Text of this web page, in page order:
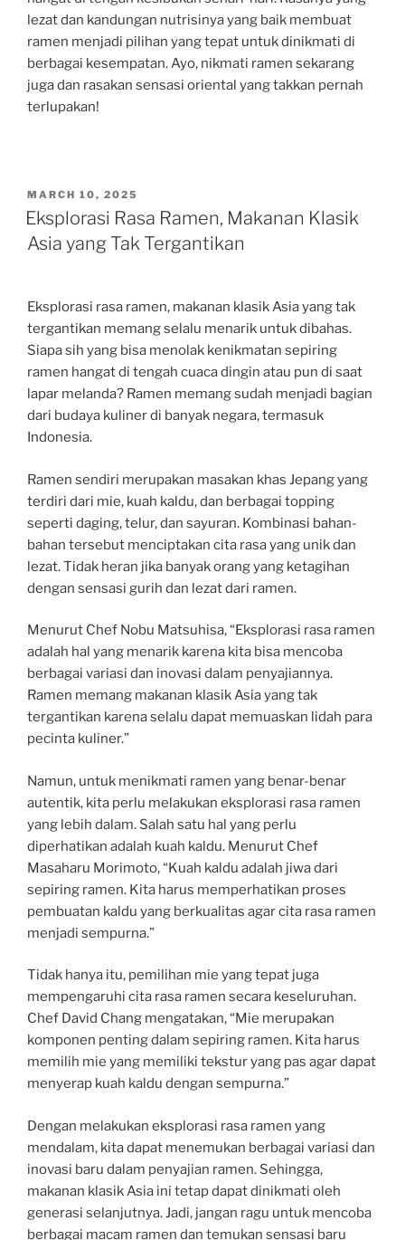
lezat dan kandungan nutrisinya yang baik membuat
ramen menjadi pilihan yang tepat untuk dinikmati di
berbagai kesempatan. Ayo, nikmati ramen sekarang
juga dan rasakan sensasi oriental yang takkan pernah
terlupakan!
POSTED
ON
MARCH 10, 2025
Eksplorasi Rasa Ramen, Makanan Klasik
Asia yang Tak Tergantikan
Eksplorasi rasa ramen, makanan klasik Asia yang tak
tergantikan memang selalu menarik untuk dibahas.
Siapa sih yang bisa menolak kenikmatan sepiring
ramen hangat di tengah cuaca dingin atau pun di saat
lapar melanda? Ramen memang sudah menjadi bagian
dari budaya kuliner di banyak negara, termasuk
Indonesia.
Ramen sendiri merupakan masakan khas Jepang yang
terdiri dari mie, kuah kaldu, dan berbagai topping
seperti daging, telur, dan sayuran. Kombinasi bahan-
bahan tersebut menciptakan cita rasa yang unik dan
lezat. Tidak heran jika banyak orang yang ketagihan
dengan sensasi gurih dan lezat dari ramen.
Menurut Chef Nobu Matsuhisa, “Eksplorasi rasa ramen
adalah hal yang menarik karena kita bisa mencoba
berbagai variasi dan inovasi dalam penyajiannya.
Ramen memang makanan klasik Asia yang tak
tergantikan karena selalu dapat memuaskan lidah para
pecinta kuliner.”
Namun, untuk menikmati ramen yang benar-benar
autentik, kita perlu melakukan eksplorasi rasa ramen
yang lebih dalam. Salah satu hal yang perlu
diperhatikan adalah kuah kaldu. Menurut Chef
Masaharu Morimoto, “Kuah kaldu adalah jiwa dari
sepiring ramen. Kita harus memperhatikan proses
pembuatan kaldu yang berkualitas agar cita rasa ramen
menjadi sempurna.”
Tidak hanya itu, pemilihan mie yang tepat juga
mempengaruhi cita rasa ramen secara keseluruhan.
Chef David Chang mengatakan, “Mie merupakan
komponen penting dalam sepiring ramen. Kita harus
memilih mie yang memiliki tekstur yang pas agar dapat
menyerap kuah kaldu dengan sempurna.”
Dengan melakukan eksplorasi rasa ramen yang
mendalam, kita dapat menemukan berbagai variasi dan
inovasi baru dalam penyajian ramen. Sehingga,
makanan klasik Asia ini tetap dapat dinikmati oleh
generasi selanjutnya. Jadi, jangan ragu untuk mencoba
berbagai macam ramen dan temukan sensasi baru